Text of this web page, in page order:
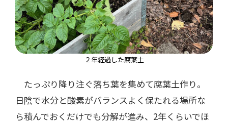
２年経過した腐葉土
たっぷり降り注ぐ落ち葉を集めて腐葉土作り。
日陰で水分と酸素がバランスよく保たれる場所な
ら積んでおくだけでも分解が進み、2年くらいでほ